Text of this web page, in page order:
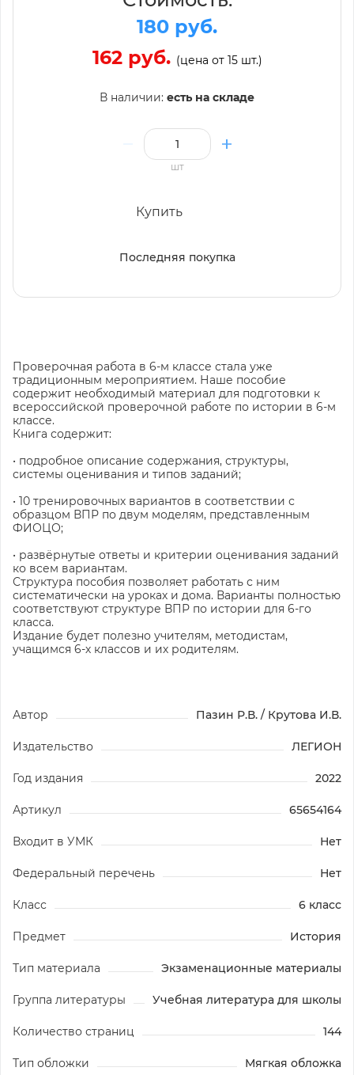
180 руб.
162 руб. (цена от 15 шт.)
В наличии: есть на складе
шт
Купить
Последняя покупка
Проверочная работа в 6‑м классе стала уже
традиционным мероприятием. Наше пособие
содержит необходимый материал для подготовки к
всероссийской проверочной работе по истории в 6‑м
классе.
Книга содержит:
• подробное описание содержания, структуры,
системы оценивания и типов заданий;
• 10 тренировочных вариантов в соответствии с
образцом ВПР по двум моделям, представленным
ФИОЦО;
• развёрнутые ответы и критерии оценивания заданий
ко всем вариантам.
Структура пособия позволяет работать с ним
систематически на уроках и дома. Варианты полностью
соответствуют структуре ВПР по истории для 6‑го
класса.
Издание будет полезно учителям, методистам,
учащимся 6-х классов и их родителям.
Автор Пазин Р.В. / Крутова И.В.
Издательство ЛЕГИОН
Год издания 2022
Артикул 65654164
Входит в УМК Нет
Федеральный перечень Нет
Класс 6 класс
Предмет История
Тип материала Экзаменационные материалы
Группа литературы Учебная литература для школы
Количество страниц 144
Тип обложки Мягкая обложка